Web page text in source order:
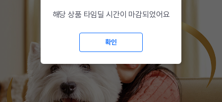
해당 상품 타임딜 시간이 마감되었어요
확인